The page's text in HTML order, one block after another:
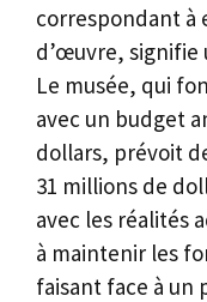
correspondant à
d’œuvre, signifie
Le musée, qui
avec un budget
dollars, prévoit
31 millions de
avec les réalités
à maintenir les
faisant face à un